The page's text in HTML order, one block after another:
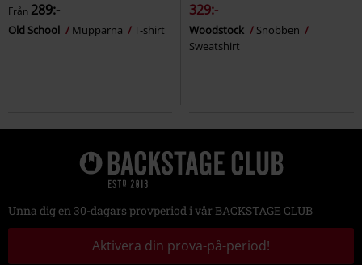
Från 289:-
Old School Mupparna T-shirt
329:-
Woodstock
Snobben
Sweatshirt
Unna dig en 30-dagars provperiod i vår BACKSTAGE CLUB
Aktivera din prova-på-period!